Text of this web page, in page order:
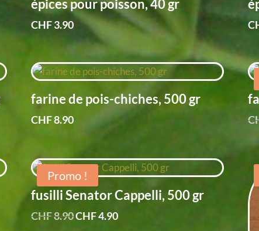
épices pour poisson, 40 gr
CHF3.90
farine de pois-chiches, 500 gr
CHF8.90
Promo !
fusilli Senator Cappelli, 500 gr
CHF8.90Le
CHF4.90Le